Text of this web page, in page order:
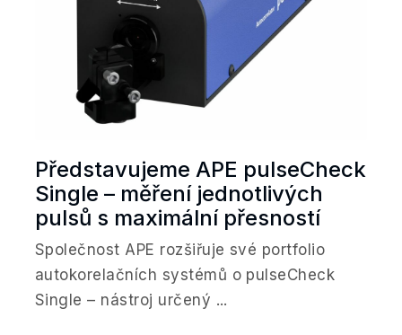
Představujeme APE pulseCheck
Single – měření jednotlivých
pulsů s maximální přesností
Společnost APE rozšiřuje své portfolio
autokorelačních systémů o pulseCheck
Single – nástroj určený ...